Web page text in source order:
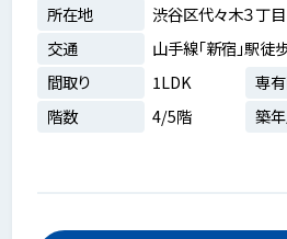
所在地
渋谷区代々木３丁目
交通
山手線「新宿」駅徒
間取り
1LDK 専
階数
4/5階 築